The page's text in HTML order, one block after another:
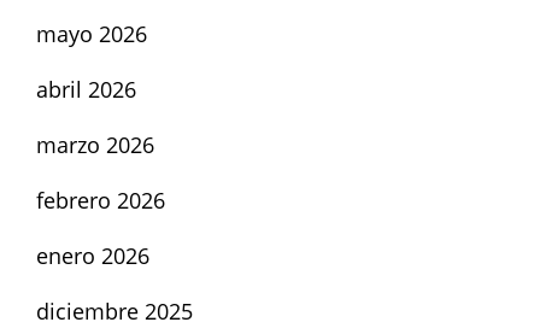
mayo 2026
abril 2026
marzo 2026
febrero 2026
enero 2026
diciembre 2025